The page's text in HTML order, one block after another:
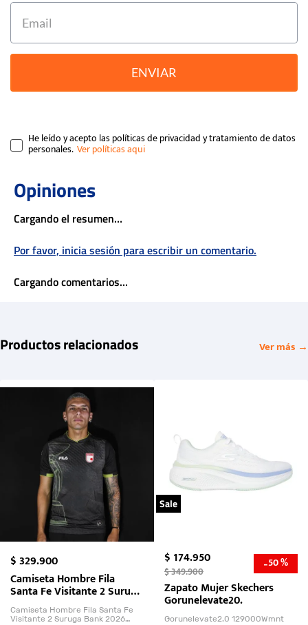
ENVIAR
He leído y acepto las políticas de privacidad y tratamiento de datos
personales.
Cargando el resumen…
Por favor, inicia sesión para escribir un comentario.
Cargando comentarios…
Productos relacionados Ver más →
$329.900
Camiseta Hombre Fila
Santa Fe Visitante 2 Suruga
Bank 2026
Camiseta Hombre Fila Santa Fe
Visitante 2 Suruga Bank 2026
Sale
$174.950
$349.900 -50 %
Zapato Mujer Skechers
Gorunelevate20.
Gorunelevate2.0 129000Wmnt